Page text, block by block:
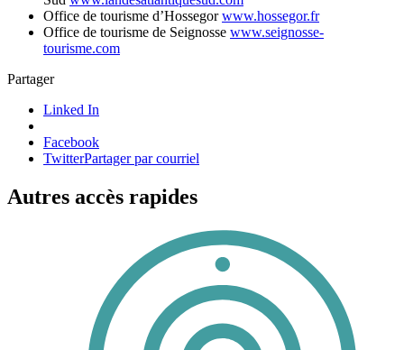
Office de tourisme d’Hossegorwww.hossegor.fr
Office de tourisme de Seignosse www.seignosse-
tourisme.com
Partager
Linked In
Facebook
TwitterPartager par courriel
Autres accès rapides